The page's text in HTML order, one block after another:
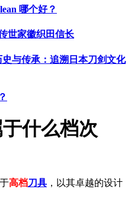
哪个好？
世家徽织田信长
与传承：追溯日本刀剑文化
什么档次
高档刀具 ，以其卓越的设计